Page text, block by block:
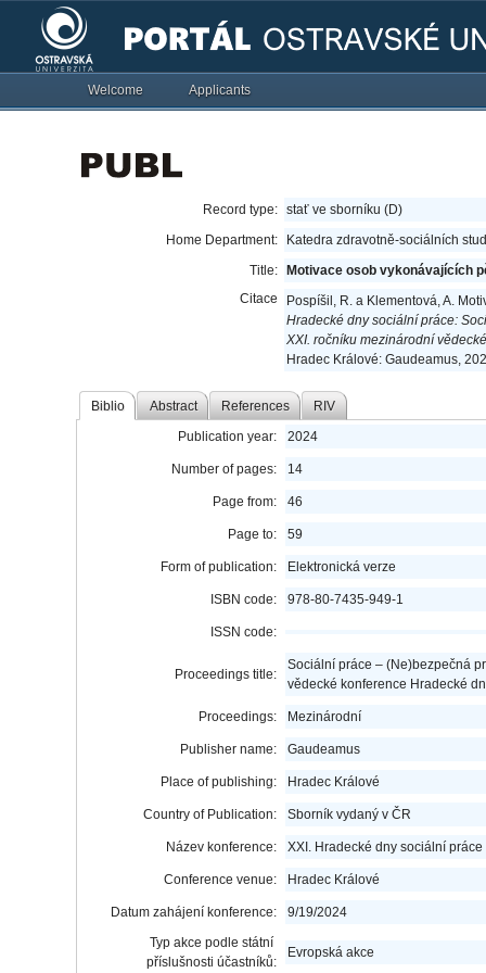
Welcome Applicants
Record type: stať ve sborníku (D)
Home Department:
Katedra zdravotně-sociálních
Title:
Motivace osob vykonávajících
Citace
Pospíšil, R. a Klementová, A.
Hradecké dny sociální práce:
XXI. ročníku mezinárodní
Hradec Králové: Gaudeamus,
Biblio Abstract References RIV
Publication year: 2024
Number of pages: 14
Page from: 46
Page to: 59
Form of publication: Elektronická verze
ISBN code: 978-80-7435-949-1
ISSN code:
Proceedings title:
Sociální práce – (Ne)bezpečná
vědecké konference Hradecké
Proceedings: Mezinárodní
Publisher name: Gaudeamus
Place of publishing: Hradec Králové
Country of Publication: Sborník vydaný v ČR
Název konference: XXI. Hradecké dny sociální práce
Conference venue: Hradec Králové
Datum zahájení konference:
9/19/2024
Typ akce podle státní
příslušnosti účastníků:
Evropská akce